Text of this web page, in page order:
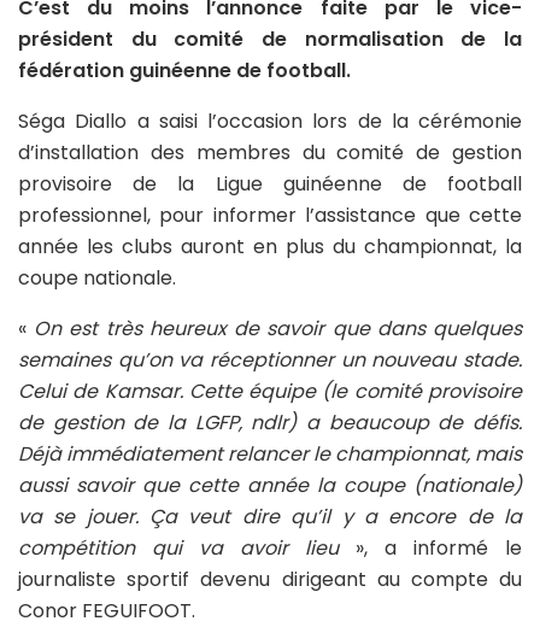
C’est du moins l’annonce faite par le vice-
président du comité de normalisation de la
fédération guinéenne de football.
Séga Diallo a saisi l’occasion lors de la cérémonie
d’installation des membres du comité de gestion
provisoire de la Ligue guinéenne de football
professionnel, pour informer l’assistance que cette
année les clubs auront en plus du championnat, la
coupe nationale.
« On est très heureux de savoir que dans quelques
semaines qu’on va réceptionner un nouveau stade.
Celui de Kamsar. Cette équipe (le comité provisoire
de gestion de la LGFP, ndlr) a beaucoup de défis.
Déjà immédiatement relancer le championnat, mais
aussi savoir que cette année la coupe (nationale)
va se jouer. Ça veut dire qu’il y a encore de la
compétition qui va avoir lieu», a informé le
journaliste sportif devenu dirigeant au compte du
Conor FEGUIFOOT.